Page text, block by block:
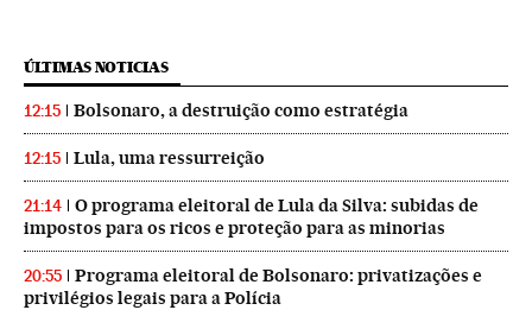
ÚLTIMAS NOTICIAS
12:15 Bolsonaro, a destruição como estratégia
12:15 Lula, uma ressurreição
21:14
O programa eleitoral de Lula da Silva: subidas de
impostos para os ricos e proteção para as minorias
20:55
Programa eleitoral de Bolsonaro: privatizações e
privilégios legais para a Polícia